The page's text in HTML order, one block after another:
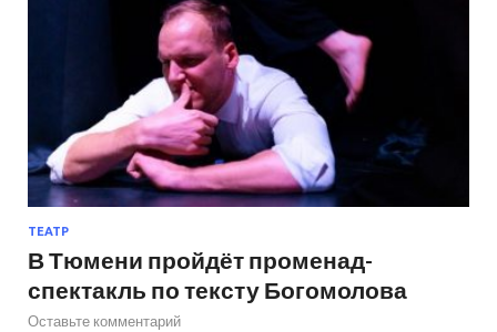
ТЕАТР
В Тюмени пройдёт променад-
спектакль по тексту Богомолова
Оставьте комментарий